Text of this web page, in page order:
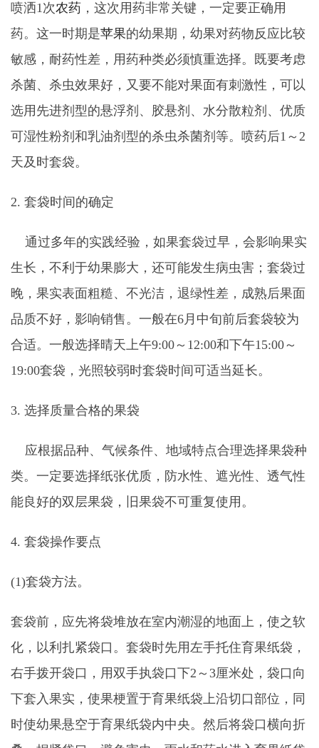
喷洒1次农药 ，这次用药非常关键，一定要正确用
药。这一时期是苹果的幼果期，幼果对药物反应比较
敏感，耐药性差，用药种类必须慎重选择。既要考虑
杀菌、杀虫效果好，又要不能对果面有刺激性，可以
选用先进剂型的悬浮剂、胶悬剂、水分散粒剂、优质
可湿性粉剂和乳油剂型的杀虫杀菌剂等。喷药后1～2
天及时套袋。
2. 套袋时间的确定
通过多年的实践经验，如果套袋过早，会影响果实
生长，不利于幼果膨大，还可能发生病虫害；套袋过
晚，果实表面粗糙、不光洁，退绿性差，成熟后果面
品质不好，影响销售。一般在6月中旬前后套袋较为
合适。一般选择晴天上午9:00～12:00和下午15:00～
19:00套袋，光照较弱时套袋时间可适当延长。
3. 选择质量合格的果袋
应根据品种、气候条件、地域特点合理选择果袋种
类。一定要选择纸张优质，防水性、遮光性、透气性
能良好的双层果袋，旧果袋不可重复使用。
4. 套袋操作要点
(1)套袋方法。
套袋前，应先将袋堆放在室内潮湿的地面上，使之软
化，以利扎紧袋口。套袋时先用左手托住育果纸袋，
右手拨开袋口，用双手执袋口下2～3厘米处，袋口向
下套入果实，使果梗置于育果纸袋上沿切口部位，同
时使幼果悬空于育果纸袋内中央。然后将袋口横向折